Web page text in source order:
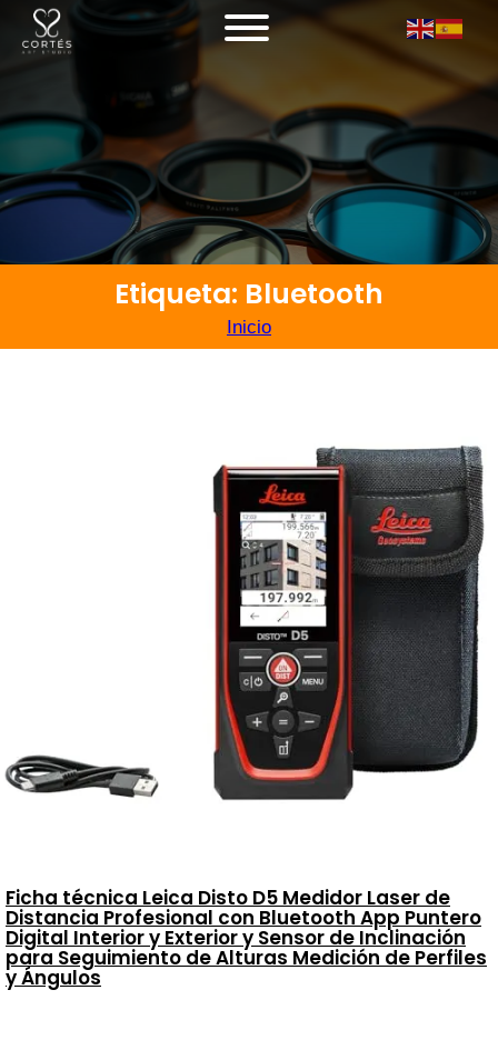
Etiqueta: Bluetooth
Inicio
Ficha técnica Leica Disto D5 Medidor Laser de
Distancia Profesional con Bluetooth App Puntero
Digital Interior y Exterior y Sensor de Inclinación
para Seguimiento de Alturas Medición de Perfiles
y Ángulos